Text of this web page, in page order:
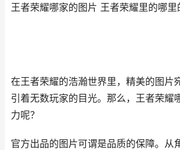
王者荣耀哪家的图片 王者荣耀里的哪里
在王者荣耀的浩瀚世界里，精美的图片
引着无数玩家的目光。那么，王者荣耀
力呢？
官方出品的图片可谓是品质的保障。从